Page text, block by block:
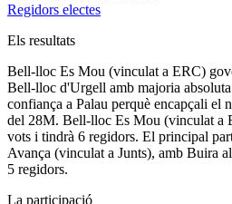
Regidors electes
Els resultats
Bell-lloc Es Mou (vinculat a ERC)
Bell-lloc d'Urgell amb majoria
confiança a Palau perquè encapçali el
del 28M. Bell-lloc Es Mou (vinculat a
vots i tindrà 6 regidors. El principal
Avança (vinculat a Junts), amb Buira
5 regidors.
La participació